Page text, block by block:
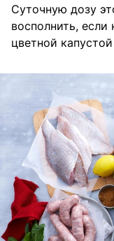
Суточную дозу
восполнить,
цветной